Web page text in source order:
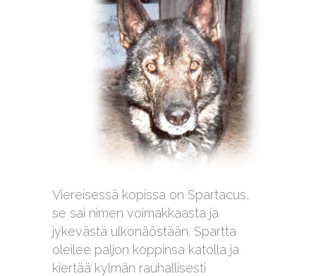
Viereisessä kopissa on Spartacus,
se sai nimen voimakkaasta ja
jykevästä ulkonäöstään. Spartta
oleilee paljon koppinsa katolla ja
kiertää kylmän rauhallisesti